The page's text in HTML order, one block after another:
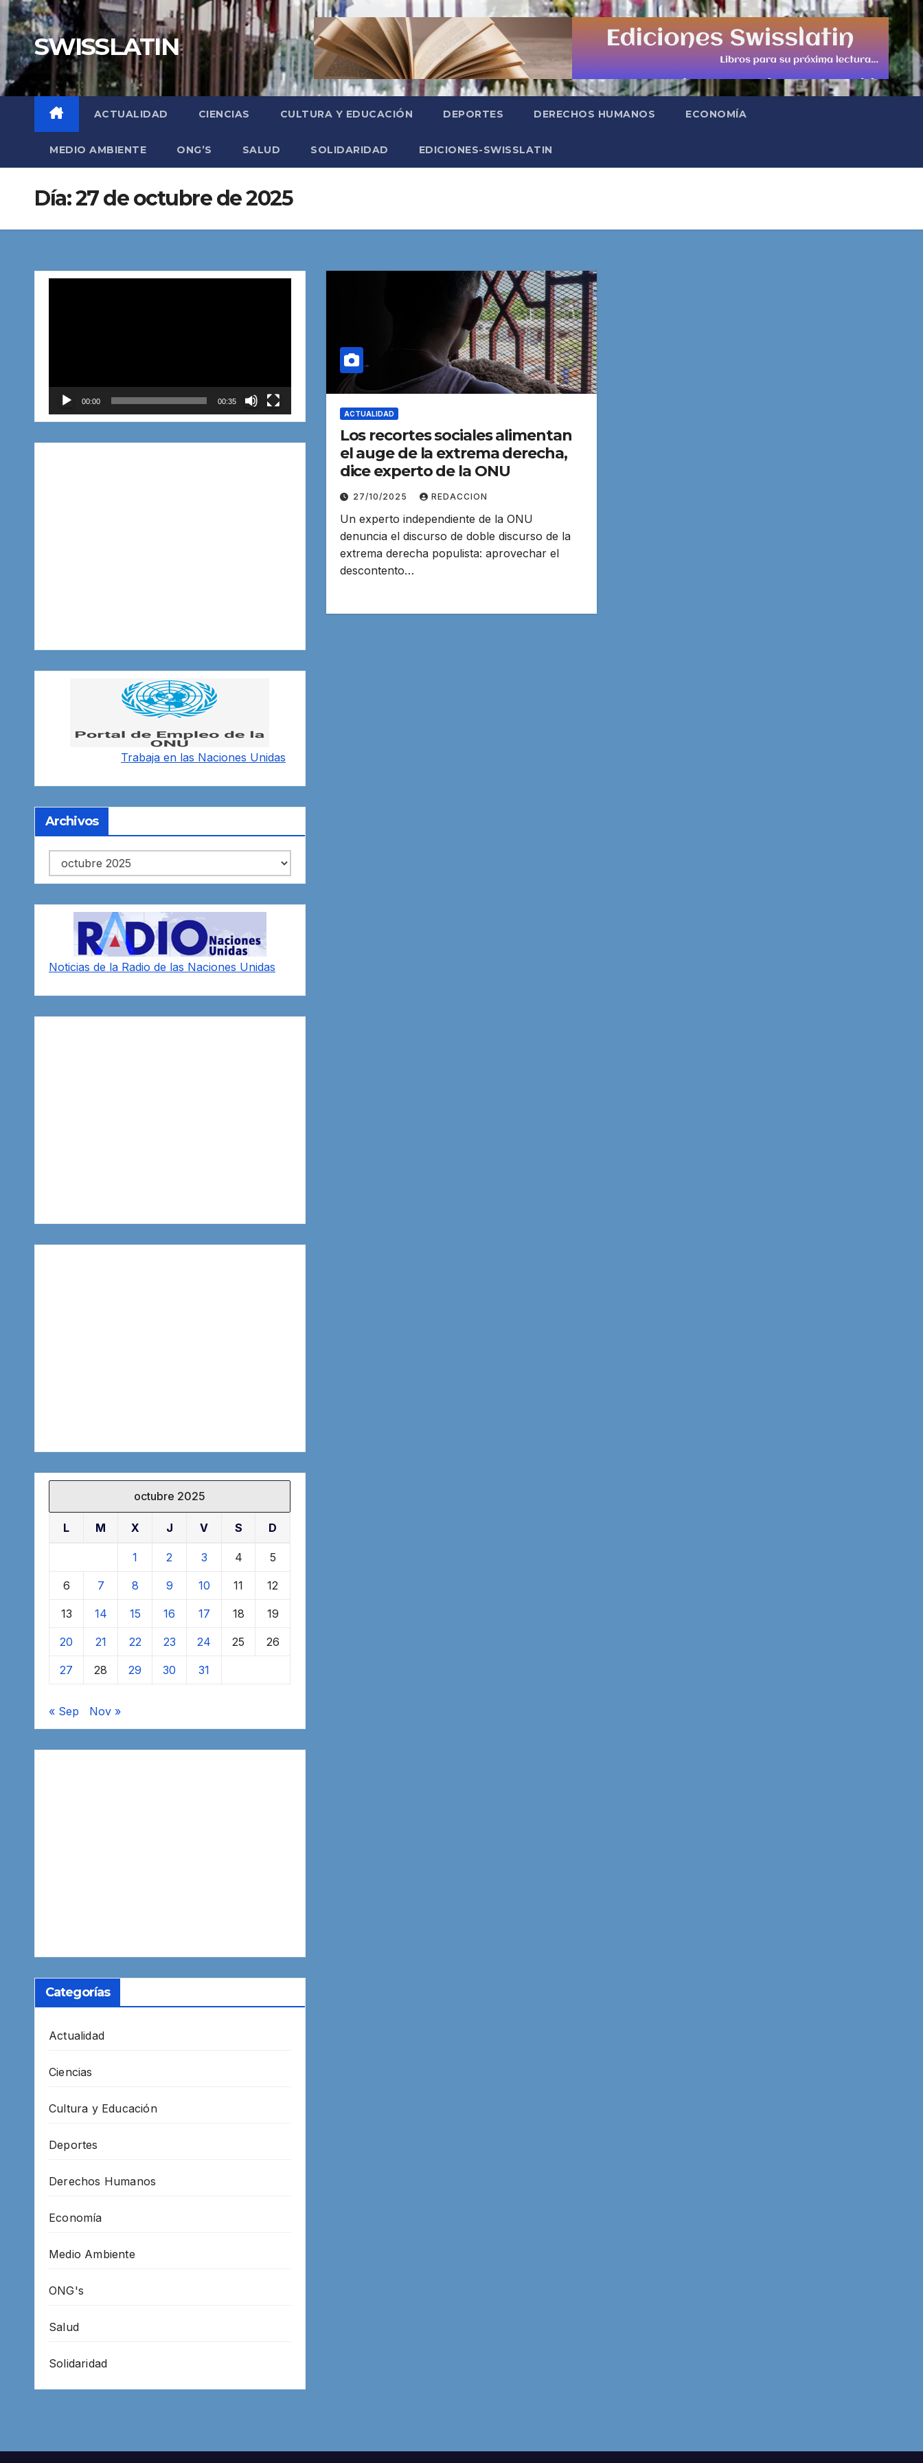
Saltar
al
contenidoSWISSLATIN
ACTUALIDAD CIENCIAS CULTURA Y EDUCACIÓN DEPORTES DERECHOS HUMANOS ECONOMÍA
MEDIO AMBIENTE ONG’S SALUD SOLIDARIDAD EDICIONES-SWISSLATIN
Día:27 de octubre de 2025
00:00 00:35
Trabaja en las Naciones Unidas
Archivos
Archivos
Noticias de la Radio de las Naciones Unidas
octubre 2025
L M X J V S D
1 2 3 4 5
6 7 8 9 10 11 12
13 14 15 16 17 18 19
20 21 22 23 24 25 26
27 28 29 30 31
« Sep Nov »
Categorías
Actualidad
Ciencias
Cultura y Educación
Deportes
Derechos Humanos
Economía
Medio Ambiente
ONG's
Salud
Solidaridad
ACTUALIDAD
Los recortes sociales alimentan
el auge de la extrema derecha,
dice experto de la ONU
27/10/2025 REDACCION
Un experto independiente de la ONU
denuncia el discurso de doble discurso de la
extrema derecha populista: aprovechar el
descontento…